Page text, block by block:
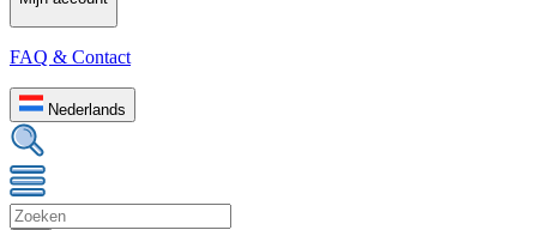
FAQ & Contact
Nederlands